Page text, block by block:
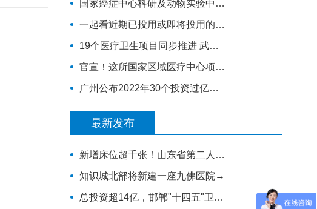
国家癌症中心科研及动物实验中心落户河北廊坊开发区
一起看近期已投用或即将投用的十大康复医院项目
19个医疗卫生项目同步推进 武汉儿童医院西院10月交付 武汉经开区投资70亿元建设“健康车谷”
官宣！这所国家区域医疗中心项目即将开工建设！
广州公布2022年30个投资过亿的重点医疗建设项目，全力打造医疗卫生高地｜广州篇
最新发布
新增床位超千张！山东省第二人民医院改扩建项目全力推进，地上主体施工倒计时
知识城北部将新建一座九佛医院→
总投资超14亿，邯郸"十四五"卫生规划标志性工程迎施工方落地